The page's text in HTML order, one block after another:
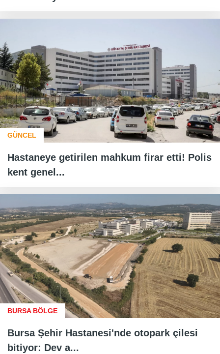
GÜNCEL
Hastaneye getirilen mahkum firar etti! Polis
kent genel...
BURSA BÖLGE
Bursa Şehir Hastanesi'nde otopark çilesi
bitiyor: Dev a...